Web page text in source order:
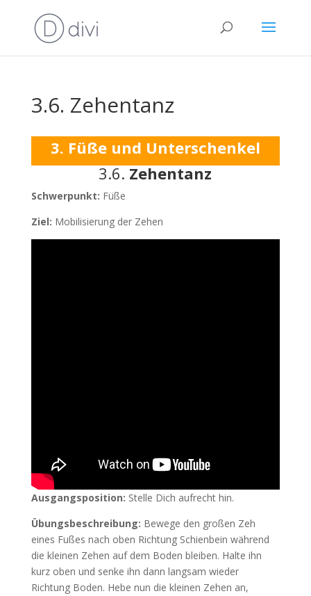
3.6. Zehentanz
3. Füße und Unterschenkel
3.6. Zehentanz
Schwerpunkt: Füße
Ziel: Mobilisierung der Zehen
Ausgangsposition: Stelle Dich aufrecht hin.
Übungsbeschreibung: Bewege den großen Zeh
eines Fußes nach oben Richtung Schienbein während
die kleinen Zehen auf dem Boden bleiben. Halte ihn
kurz oben und senke ihn dann langsam wieder
Richtung Boden. Hebe nun die kleinen Zehen an,